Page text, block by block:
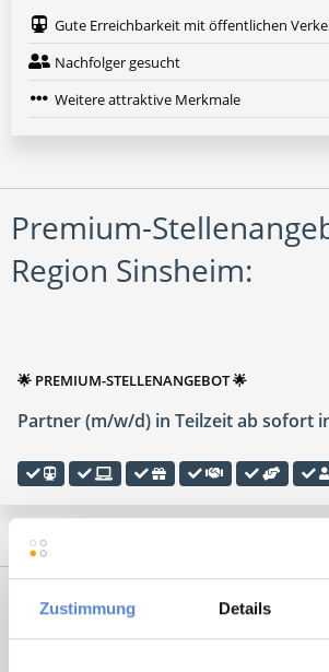
Zustimmung Details
Gute Erreichbarkeit mit öffentlichen
Nachfolger gesucht
Weitere attraktive Merkmale
Premium-
Region Sinsheim:
🌟 PREMIUM-STELLENANGEBOT 🌟
Partner (m/w/d) in Teilzeit ab sofort